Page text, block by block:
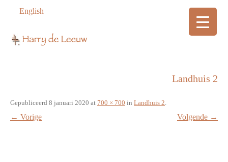
English
Landhuis 2
Gepubliceerd 8 januari 2020 at 700 × 700 in Landhuis 2.
← Vorige Volgende →